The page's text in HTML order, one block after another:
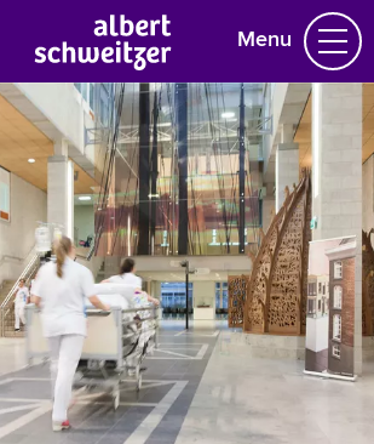
Menu
Homepage
Praktische informatie
Specialismen
Werken en leren
Medewerkers
Contact
MijnASz